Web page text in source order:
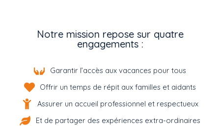
Notre mission repose sur quatre
engagements :
Garantir l’accès aux vacances pour tous
Offrir un temps de répit aux familles et aidants
Assurer un accueil professionnel et respectueux
Et de partager des expériences extra-ordinaires